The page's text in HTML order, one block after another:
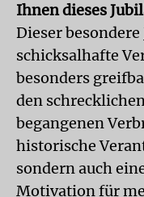
Ihnen dieses
Dieser
schicksalhafte
besonders
den
begangenen
historische
sondern auch
Motivation für